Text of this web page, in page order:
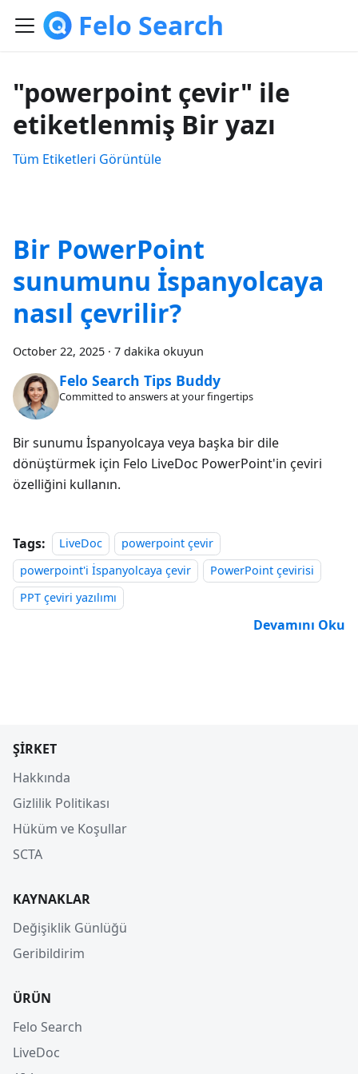
Felo Search
"powerpoint çevir" ile
etiketlenmiş Bir yazı
Tüm Etiketleri Görüntüle
Bir PowerPoint
sunumunu İspanyolcaya
nasıl çevrilir?
October 22, 2025 · 7 dakika okuyun
Felo Search Tips Buddy
Committed to answers at your fingertips
Bir sunumu İspanyolcaya veya başka bir dile
dönüştürmek için Felo LiveDoc PowerPoint'in çeviri
özelliğini kullanın.
Tags: LiveDoc
powerpoint çevir
powerpoint'i İspanyolcaya çevir
PowerPoint çevirisi
PPT çeviri yazılımı
Devamını Oku
ŞIRKET
Hakkında
Gizlilik Politikası
Hüküm ve Koşullar
SCTA
KAYNAKLAR
Değişiklik Günlüğü
Geribildirim
ÜRÜN
Felo Search
LiveDoc